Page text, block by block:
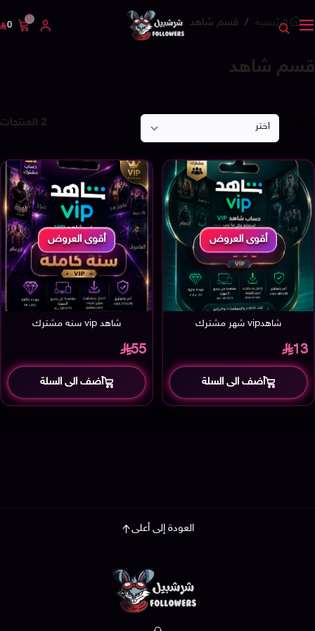
0
0 الرئيسية قسم شاهد
قسم شاهد
2 المنتجات
أقوى العروض
شاهدvip شهر مشترك
13
أضف الى السلة
أقوى العروض
شاهد vip سنه مشترك
55
أضف الى السلة
العودة إلى أعلى